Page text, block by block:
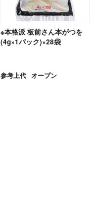
※本格派 板前さん本がつを
(4g×1パック)×28袋
参考上代 オープン